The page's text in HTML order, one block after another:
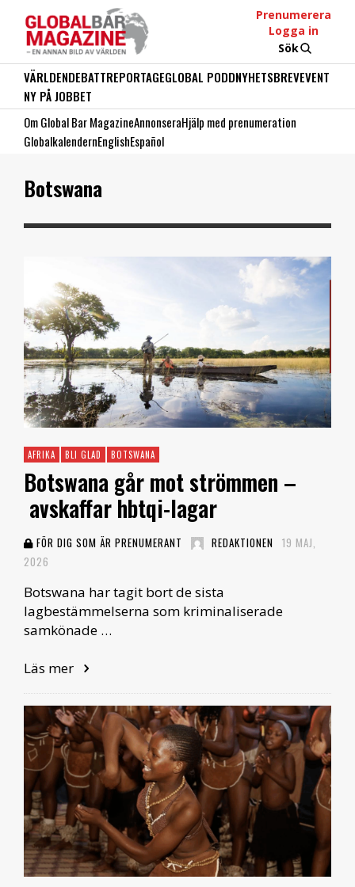
Prenumerera
Logga in
Sök
VÄRLDENDEBATTREPORTAGEGLOBAL PODDNYHETSBREVEVENT
NY PÅ JOBBET
Om Global Bar MagazineAnnonseraHjälp med prenumeration
GlobalkalendernEnglishEspañol
Botswana
AFRIKA BLI GLAD BOTSWANA
Botswana går mot strömmen –
avskaffar hbtqi-lagar
FÖR DIG SOM ÄR PRENUMERANT REDAKTIONEN 19 MAJ,
2026
Botswana har tagit bort de sista
lagbestämmelserna som kriminaliserade
samkönade …
Läs mer